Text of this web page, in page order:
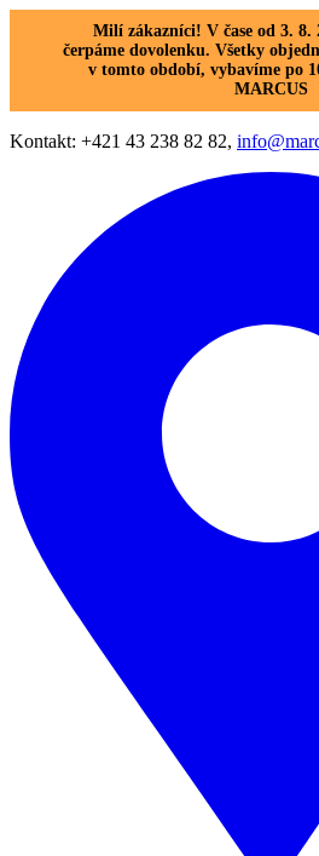
Milí zákazníci! V čase od 3. 8.
čerpáme dovolenku. Všetky
v tomto období, vybavíme po
MARCUS
Kontakt: +421 43 238 82 82,